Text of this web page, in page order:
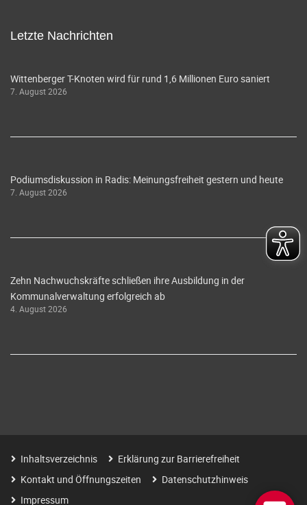
Letzte Nachrichten
Wittenberger T-Knoten wird für rund 1,6 Millionen Euro saniert
7. August 2026
Podiumsdiskussion in Radis: Meinungsfreiheit gestern und heute
7. August 2026
Zehn Nachwuchskräfte schließen ihre Ausbildung in der
Kommunalverwaltung erfolgreich ab
4. August 2026
Inhaltsverzeichnis
Erklärung zur Barrierefreiheit
Kontakt und Öffnungszeiten
Datenschutzhinweis
Impressum